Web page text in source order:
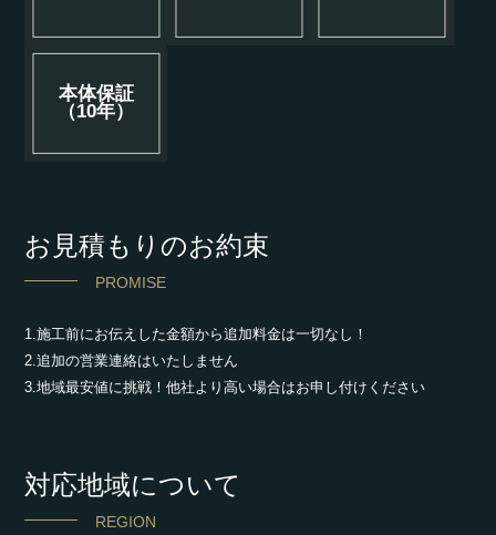
本体保証
（10年）
お見積もりのお約束
PROMISE
1.施工前にお伝えした金額から追加料金は一切なし！
2.追加の営業連絡はいたしません
3.地域最安値に挑戦！他社より高い場合はお申し付けください
対応地域について
REGION